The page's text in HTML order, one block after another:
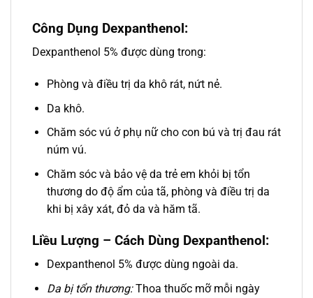
Công Dụng Dexpanthenol:
Dexpanthenol 5% được dùng trong:
Phòng và điều trị da khô rát, nứt nẻ.
Da khô.
Chăm sóc vú ở phụ nữ cho con bú và trị đau rát
núm vú.
Chăm sóc và bảo vệ da trẻ em khỏi bị tổn
thương do độ ẩm của tã, phòng và điều trị da
khi bị xây xát, đỏ da và hăm tã.
Liều Lượng – Cách Dùng Dexpanthenol:
Dexpanthenol 5% được dùng ngoài da.
Da bị tổn thương:Thoa thuốc mỡ mỗi ngày